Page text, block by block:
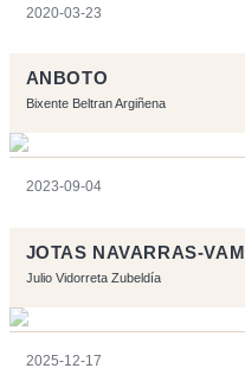
2020-03-23
ANBOTO
Bixente Beltran Argiñena
2023-09-04
JOTAS NAVARRAS-
Julio Vidorreta Zubeldía
2025-12-17